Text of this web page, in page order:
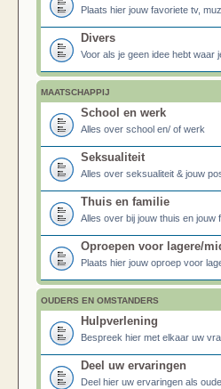
Plaats hier jouw favoriete tv,
Divers
Voor als je geen idee hebt waar
MAATSCHAPPIJ
School en werk
Alles over school en/ of werk
Seksualiteit
Alles over seksualiteit & jouw
Thuis en familie
Alles over bij jouw thuis en jouw
Oproepen voor lagere/
Plaats hier jouw oproep voor
OUDERS EN OMSTANDERS
Hulpverlening
Bespreek hier met elkaar uw
Deel uw ervaringen
Deel hier uw ervaringen als